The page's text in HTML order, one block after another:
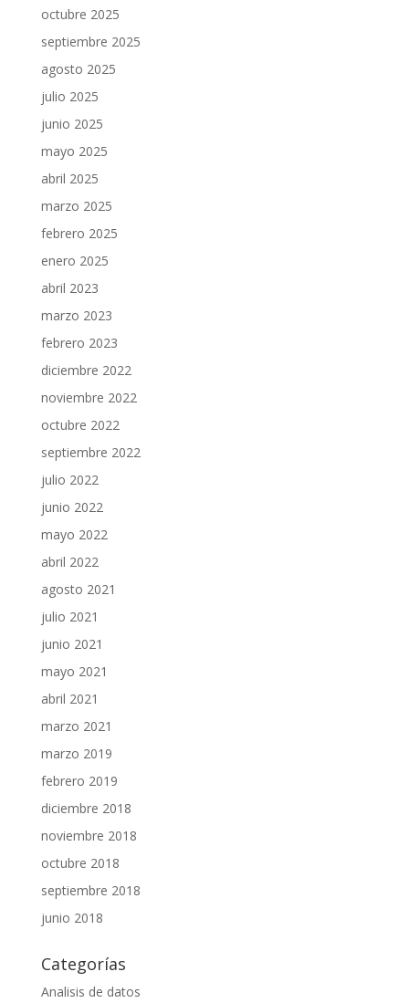
octubre 2025
septiembre 2025
agosto 2025
julio 2025
junio 2025
mayo 2025
abril 2025
marzo 2025
febrero 2025
enero 2025
abril 2023
marzo 2023
febrero 2023
diciembre 2022
noviembre 2022
octubre 2022
septiembre 2022
julio 2022
junio 2022
mayo 2022
abril 2022
agosto 2021
julio 2021
junio 2021
mayo 2021
abril 2021
marzo 2021
marzo 2019
febrero 2019
diciembre 2018
noviembre 2018
octubre 2018
septiembre 2018
junio 2018
Categorías
Analisis de datos